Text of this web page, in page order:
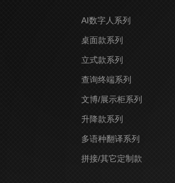
AI数字人系列
桌面款系列
立式款系列
查询终端系列
文博/展示柜系列
升降款系列
多语种翻译系列
拼接/其它定制款